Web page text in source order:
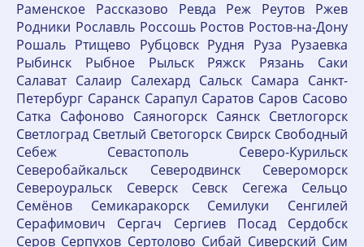
Раменское Рассказово Ревда Реж Реутов Ржев
Родники Рославль Россошь Ростов Ростов-на-Дону
Рошаль Ртищево Рубцовск Рудня Руза Рузаевка
Рыбинск Рыбное Рыльск Ряжск Рязань Саки
Салават Салаир Салехард Сальск Самара Санкт-
Петербург Саранск Сарапул Саратов Саров Сасово
Сатка Сафоново Саяногорск Саянск Светлогорск
Светлоград Светлый Светогорск Свирск Свободный
Себеж Севастополь Северо-Курильск
Северобайкальск Северодвинск Североморск
Североуральск Северск Севск Сегежа Сельцо
Семёнов Семикаракорск Семилуки Сенгилей
Серафимович Сергач Сергиев Посад Сердобск
Серов Серпухов Сертолово Сибай Сиверский Сим